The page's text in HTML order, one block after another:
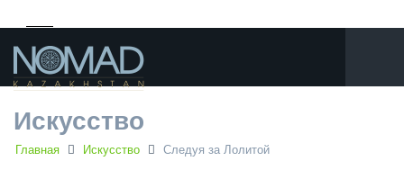
Искусство
Главная Искусство Следуя за Лолитой